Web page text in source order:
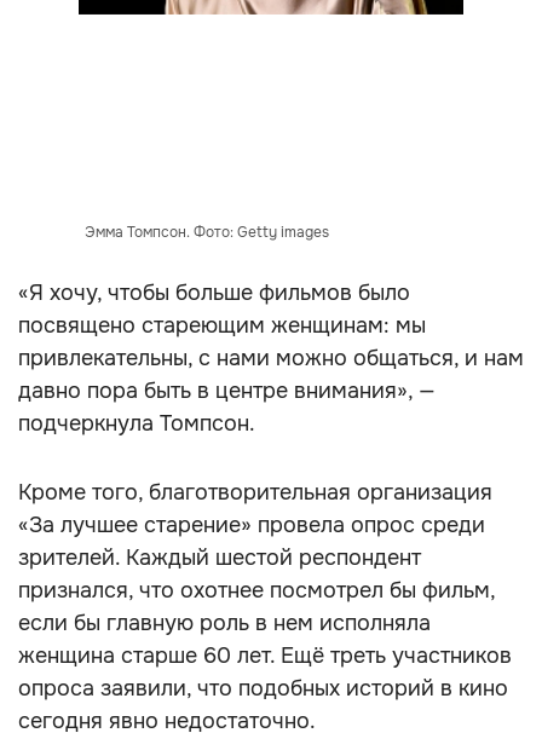
Эмма Томпсон. Фото: Getty images
«Я хочу, чтобы больше фильмов было
посвящено стареющим женщинам: мы
привлекательны, с нами можно общаться, и нам
давно пора быть в центре внимания», —
подчеркнула Томпсон.
Кроме того, благотворительная организация
«За лучшее старение» провела опрос среди
зрителей. Каждый шестой респондент
признался, что охотнее посмотрел бы фильм,
если бы главную роль в нем исполняла
женщина старше 60 лет. Ещё треть участников
опроса заявили, что подобных историй в кино
сегодня явно недостаточно.